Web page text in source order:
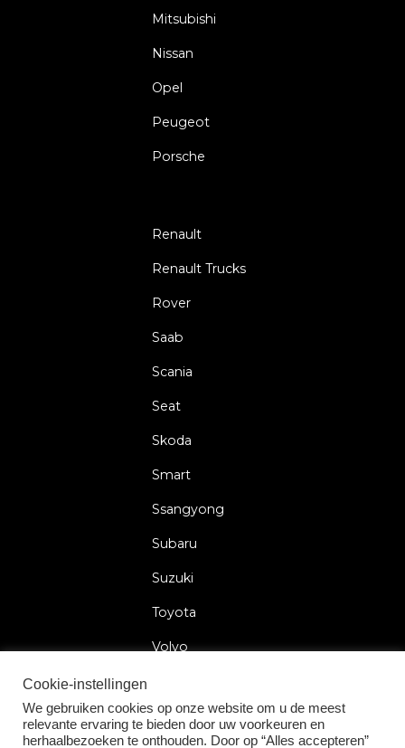
Mitsubishi
Nissan
Opel
Peugeot
Porsche
Renault
Renault Trucks
Rover
Saab
Scania
Seat
Skoda
Smart
Ssangyong
Subaru
Suzuki
Toyota
Volvo
Cookie-instellingen
We gebruiken cookies op onze website om u de meest
relevante ervaring te bieden door uw voorkeuren en
herhaalbezoeken te onthouden. Door op “Alles accepteren”